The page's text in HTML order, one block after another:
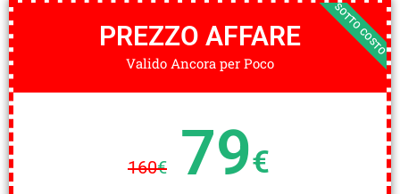
PREZZO AFFARE
Valido Ancora per Poco
160€ 79€
SOTTO COSTO